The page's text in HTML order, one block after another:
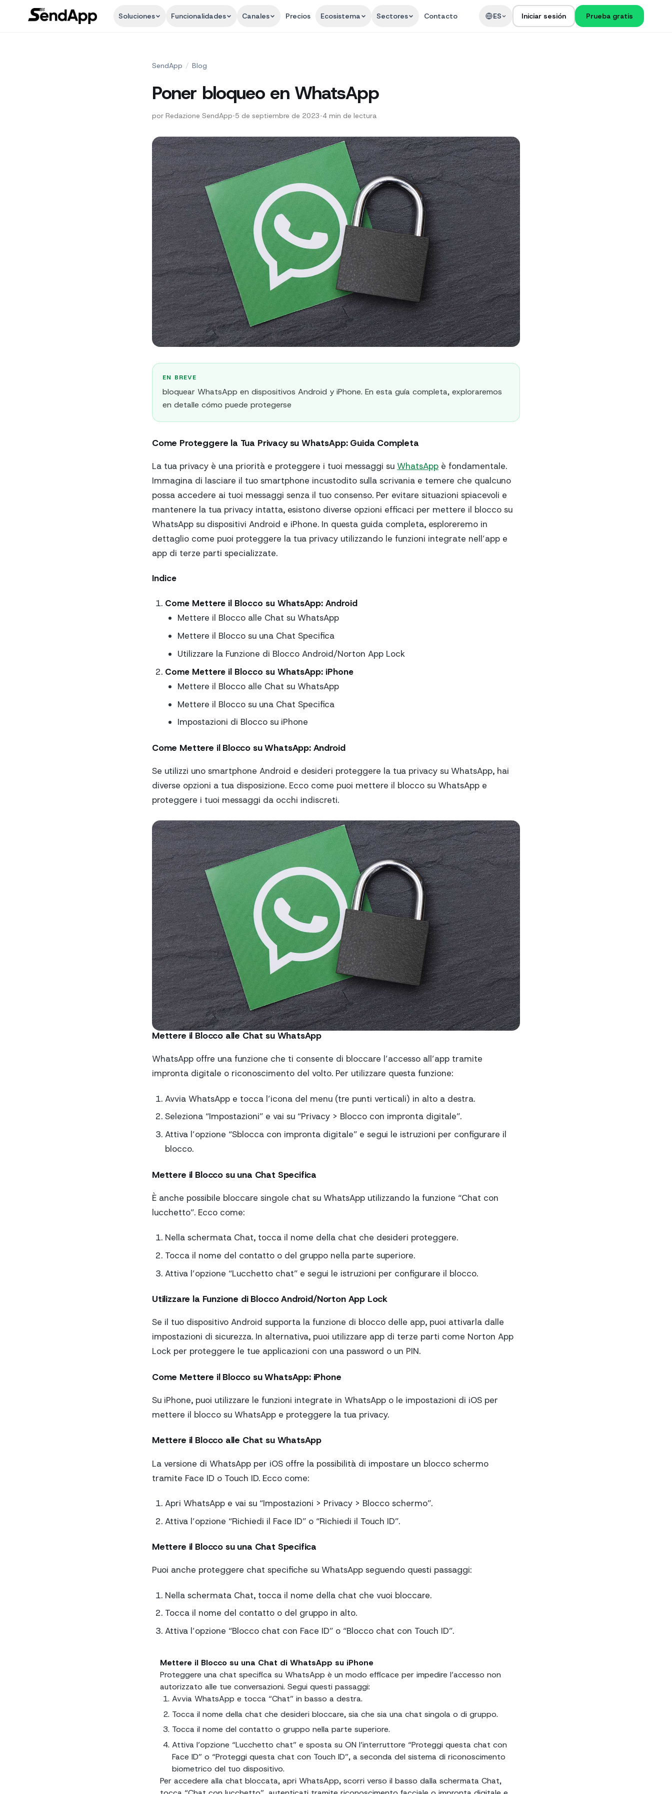
Soluciones Funcionalidades Canales Precios Ecosistema Sectores Contacto ES Iniciar sesión Prueba gratis
SendApp / Blog
Poner bloqueo en WhatsApp
por Redazione SendApp•5 de septiembre de 2023•4 min de lectura
EN BREVE
bloquear WhatsApp en dispositivos Android y iPhone. En esta guía completa, exploraremos
en detalle cómo puede protegerse
Come Proteggere la Tua Privacy su WhatsApp: Guida Completa
La tua privacy è una priorità e proteggere i tuoi messaggi su WhatsApp è fondamentale.
Immagina di lasciare il tuo smartphone incustodito sulla scrivania e temere che qualcuno
possa accedere ai tuoi messaggi senza il tuo consenso. Per evitare situazioni spiacevoli e
mantenere la tua privacy intatta, esistono diverse opzioni efficaci per mettere il blocco su
WhatsApp su dispositivi Android e iPhone. In questa guida completa, esploreremo in
dettaglio come puoi proteggere la tua privacy utilizzando le funzioni integrate nell’app e
app di terze parti specializzate.
Indice
Come Mettere il Blocco su WhatsApp: Android
Mettere il Blocco alle Chat su WhatsApp
Mettere il Blocco su una Chat Specifica
Utilizzare la Funzione di Blocco Android/Norton App Lock
Come Mettere il Blocco su WhatsApp: iPhone
Mettere il Blocco alle Chat su WhatsApp
Mettere il Blocco su una Chat Specifica
Impostazioni di Blocco su iPhone
Come Mettere il Blocco su WhatsApp: Android
Se utilizzi uno smartphone Android e desideri proteggere la tua privacy su WhatsApp, hai
diverse opzioni a tua disposizione. Ecco come puoi mettere il blocco su WhatsApp e
proteggere i tuoi messaggi da occhi indiscreti.
Mettere il Blocco alle Chat su WhatsApp
WhatsApp offre una funzione che ti consente di bloccare l’accesso all’app tramite
impronta digitale o riconoscimento del volto. Per utilizzare questa funzione:
Avvia WhatsApp e tocca l’icona del menu (tre punti verticali) in alto a destra.
Seleziona “Impostazioni” e vai su “Privacy > Blocco con impronta digitale”.
Attiva l’opzione “Sblocca con impronta digitale” e segui le istruzioni per configurare il
blocco.
Mettere il Blocco su una Chat Specifica
È anche possibile bloccare singole chat su WhatsApp utilizzando la funzione “Chat con
lucchetto”. Ecco come:
Nella schermata Chat, tocca il nome della chat che desideri proteggere.
Tocca il nome del contatto o del gruppo nella parte superiore.
Attiva l’opzione “Lucchetto chat” e segui le istruzioni per configurare il blocco.
Utilizzare la Funzione di Blocco Android/Norton App Lock
Se il tuo dispositivo Android supporta la funzione di blocco delle app, puoi attivarla dalle
impostazioni di sicurezza. In alternativa, puoi utilizzare app di terze parti come Norton App
Lock per proteggere le tue applicazioni con una password o un PIN.
Come Mettere il Blocco su WhatsApp: iPhone
Su iPhone, puoi utilizzare le funzioni integrate in WhatsApp o le impostazioni di iOS per
mettere il blocco su WhatsApp e proteggere la tua privacy.
Mettere il Blocco alle Chat su WhatsApp
La versione di WhatsApp per iOS offre la possibilità di impostare un blocco schermo
tramite Face ID o Touch ID. Ecco come:
Apri WhatsApp e vai su “Impostazioni > Privacy > Blocco schermo”.
Attiva l’opzione “Richiedi il Face ID” o “Richiedi il Touch ID”.
Mettere il Blocco su una Chat Specifica
Puoi anche proteggere chat specifiche su WhatsApp seguendo questi passaggi:
Nella schermata Chat, tocca il nome della chat che vuoi bloccare.
Tocca il nome del contatto o del gruppo in alto.
Attiva l’opzione “Blocco chat con Face ID” o “Blocco chat con Touch ID”.
Mettere il Blocco su una Chat di WhatsApp su iPhone
Proteggere una chat specifica su WhatsApp è un modo efficace per impedire l’accesso non
autorizzato alle tue conversazioni. Segui questi passaggi:
Avvia WhatsApp e tocca “Chat” in basso a destra.
Tocca il nome della chat che desideri bloccare, sia che sia una chat singola o di gruppo.
Tocca il nome del contatto o gruppo nella parte superiore.
Attiva l’opzione “Lucchetto chat” e sposta su ON l’interruttore “Proteggi questa chat con
Face ID” o “Proteggi questa chat con Touch ID”, a seconda del sistema di riconoscimento
biometrico del tuo dispositivo.
Per accedere alla chat bloccata, apri WhatsApp, scorri verso il basso dalla schermata Chat,